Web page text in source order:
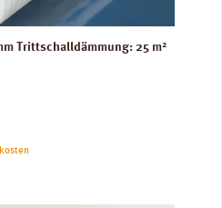
Trittschalldämmung: 25 m²